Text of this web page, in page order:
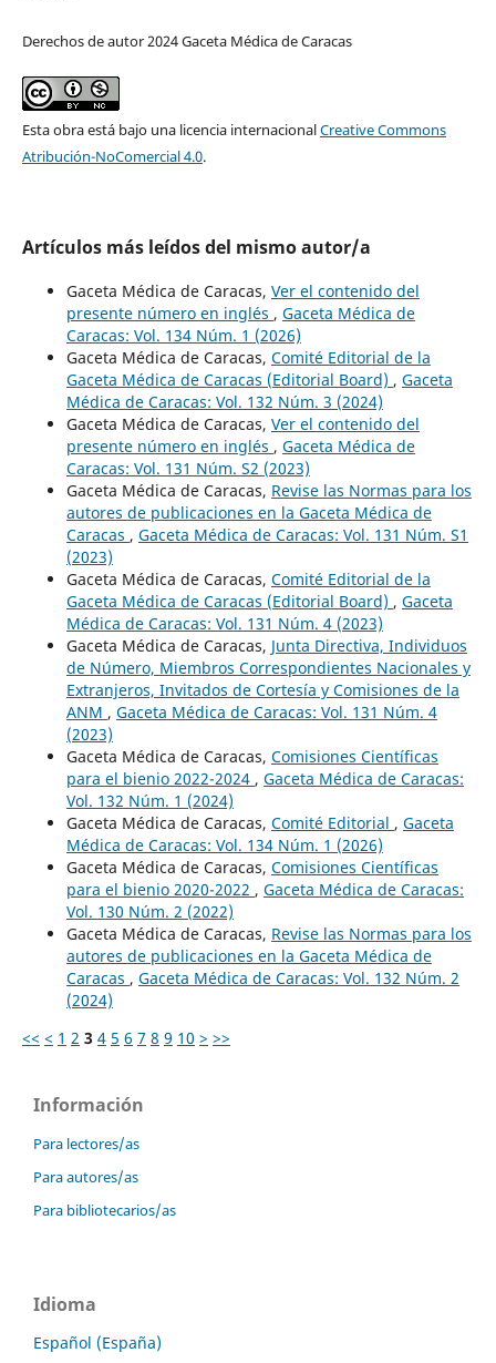
Derechos de autor 2024 Gaceta Médica de Caracas
Esta obra está bajo una licencia internacionalCreative Commons
Atribución-NoComercial 4.0.
Artículos más leídos del mismo autor/a
Gaceta Médica de Caracas, Ver el contenido del
presente número en inglés , Gaceta Médica de
Caracas: Vol. 134 Núm. 1 (2026)
Gaceta Médica de Caracas, Comité Editorial de la
Gaceta Médica de Caracas (Editorial Board) , Gaceta
Médica de Caracas: Vol. 132 Núm. 3 (2024)
Gaceta Médica de Caracas, Ver el contenido del
presente número en inglés , Gaceta Médica de
Caracas: Vol. 131 Núm. S2 (2023)
Gaceta Médica de Caracas, Revise las Normas para los
autores de publicaciones en la Gaceta Médica de
Caracas , Gaceta Médica de Caracas: Vol. 131 Núm. S1
(2023)
Gaceta Médica de Caracas, Comité Editorial de la
Gaceta Médica de Caracas (Editorial Board) , Gaceta
Médica de Caracas: Vol. 131 Núm. 4 (2023)
Gaceta Médica de Caracas, Junta Directiva, Individuos
de Número, Miembros Correspondientes Nacionales y
Extranjeros, Invitados de Cortesía y Comisiones de la
ANM , Gaceta Médica de Caracas: Vol. 131 Núm. 4
(2023)
Gaceta Médica de Caracas, Comisiones Científicas
para el bienio 2022-2024 , Gaceta Médica de Caracas:
Vol. 132 Núm. 1 (2024)
Gaceta Médica de Caracas, Comité Editorial , Gaceta
Médica de Caracas: Vol. 134 Núm. 1 (2026)
Gaceta Médica de Caracas, Comisiones Científicas
para el bienio 2020-2022 , Gaceta Médica de Caracas:
Vol. 130 Núm. 2 (2022)
Gaceta Médica de Caracas, Revise las Normas para los
autores de publicaciones en la Gaceta Médica de
Caracas , Gaceta Médica de Caracas: Vol. 132 Núm. 2
(2024)
<< < 1 2 3 4 5 6 7 8 9 10 > >>
Información
Para lectores/as
Para autores/as
Para bibliotecarios/as
Idioma
Español (España)